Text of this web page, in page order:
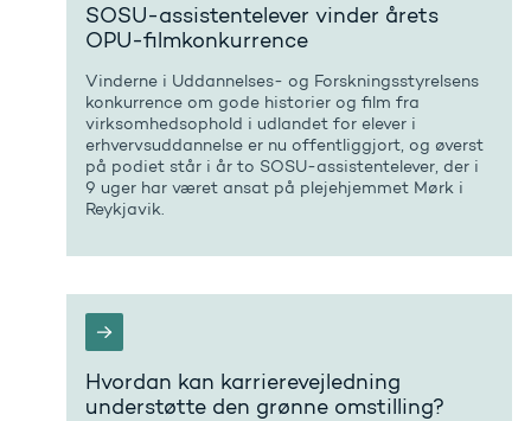
SOSU-assistentelever vinder årets
OPU-filmkonkurrence
Vinderne i Uddannelses- og Forskningsstyrelsens
konkurrence om gode historier og film fra
virksomhedsophold i udlandet for elever i
erhvervsuddannelse er nu offentliggjort, og øverst
på podiet står i år to SOSU-assistentelever, der i
9 uger har været ansat på plejehjemmet Mørk i
Reykjavik.
Hvordan kan karrierevejledning
understøtte den grønne omstilling?